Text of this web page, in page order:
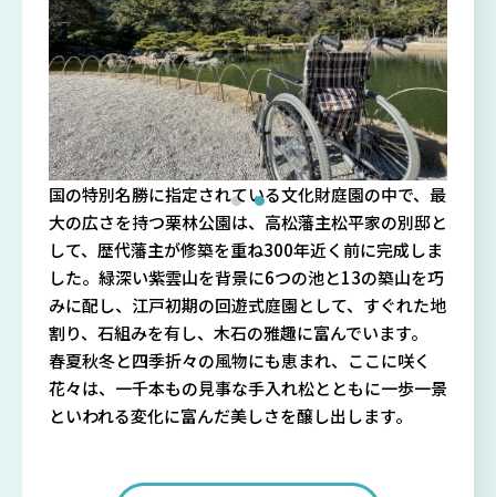
国の特別名勝に指定されている文化財庭園の中で、最
大の広さを持つ栗林公園は、高松藩主松平家の別邸と
して、歴代藩主が修築を重ね300年近く前に完成しま
した。緑深い紫雲山を背景に6つの池と13の築山を巧
みに配し、江戸初期の回遊式庭園として、すぐれた地
割り、石組みを有し、木石の雅趣に富んでいます。
春夏秋冬と四季折々の風物にも恵まれ、ここに咲く
花々は、一千本もの見事な手入れ松とともに一歩一景
といわれる変化に富んだ美しさを醸し出します。